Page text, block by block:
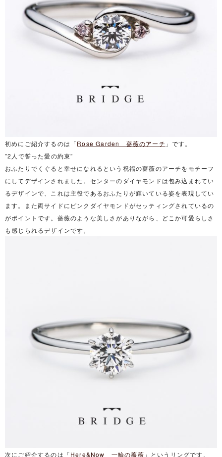
初めにご紹介するのは「Rose Garden 薔薇のアーチ 」です。
”2人で誓った愛の約束”
おふたりでくぐると幸せになれるという祝福の薔薇のアーチをモチーフ
にしてデザインされました。センターのダイヤモンドは包み込まれてい
るデザインで、これは主役であるおふたりが輝いている姿を表現してい
ます。また両サイドにピンクダイヤモンドがセッティングされているの
がポイントです。薔薇のような美しさがありながら、どこか可愛らしさ
も感じられるデザインです。
次にご紹介するのは「Here&Now 一輪の薔薇 」というリングです。